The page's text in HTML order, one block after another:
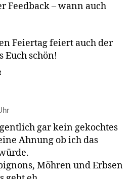
Feedback – wann auch
Feiertag feiert auch der
Euch schön!
gar kein gekochtes
Ahnung ob ich das
Möhren und Erbsen